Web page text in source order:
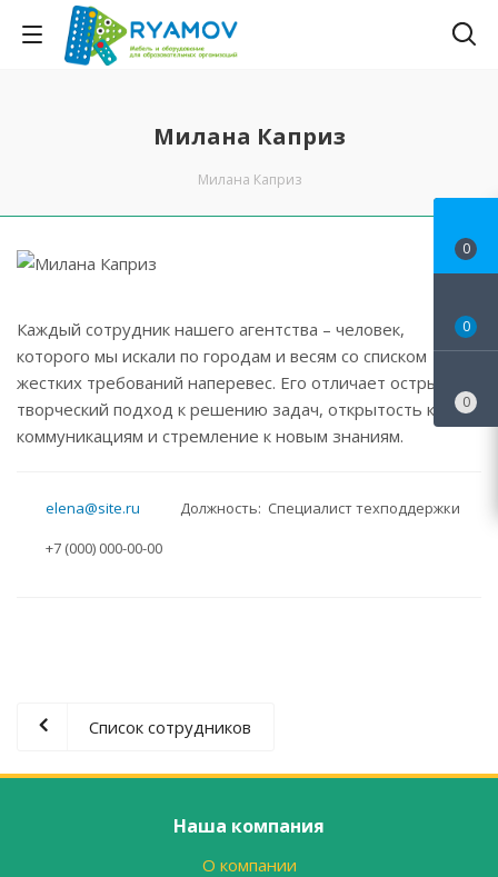
Милана Каприз
Милана Каприз
Каждый сотрудник нашего агентства – человек,
которого мы искали по городам и весям со списком
жестких требований наперевес. Его отличает острый ум,
творческий подход к решению задач, открытость к
коммуникациям и стремление к новым знаниям.
elena@site.ru
Должность: Специалист техподдержки
+7 (000) 000-00-00
Список сотрудников
Наша компания
О компании
0
0
0